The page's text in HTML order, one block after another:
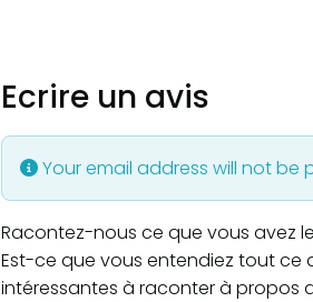
Ecrire un avis
Your email address will not be
Racontez-nous ce que vous avez
Est-ce que vous entendiez tout ce
intéressantes à raconter à propos